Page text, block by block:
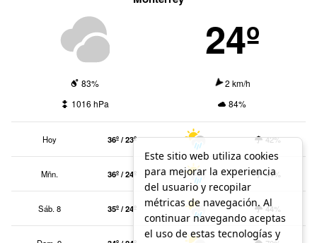
24º
83%
2 km/h
1016 hPa
84%
Hoy 36º / 23º 42%
Mñn. 36º / 24º 41%
Sáb. 8 35º / 24º 44%
Este sitio web utiliza cookies
para mejorar la experiencia
del usuario y recopilar
métricas de navegación. Al
continuar navegando aceptas
el uso de estas tecnologías y